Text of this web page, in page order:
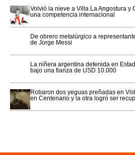
Volvió la nieve a Villa La Angostura y
una competencia internacional
De obrero metalúrgico a
de Jorge Messi
La niñera argentina detenida en
bajo una fianza de USD 10.000
Robaron dos yeguas preñadas en
en Centenario y la otra logró ser